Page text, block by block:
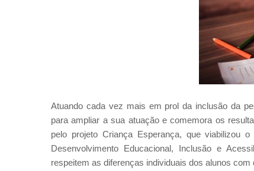
Atuando cada vez mais em prol da inclusão da
para ampliar a sua atuação e comemora os
pelo projeto Criança Esperança, que viabilizou
Desenvolvimento Educacional, Inclusão e
respeitem as diferenças individuais dos alunos com